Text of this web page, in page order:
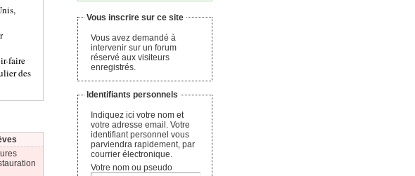
faire
des
Vous inscrire sur ce site
Vous avez demandé à
intervenir sur un forum
réservé aux visiteurs
enregistrés.
Identifiants personnels
Indiquez ici votre nom et
votre adresse email. Votre
identifiant personnel vous
parviendra rapidement, par
courrier électronique.
Votre nom ou pseudo